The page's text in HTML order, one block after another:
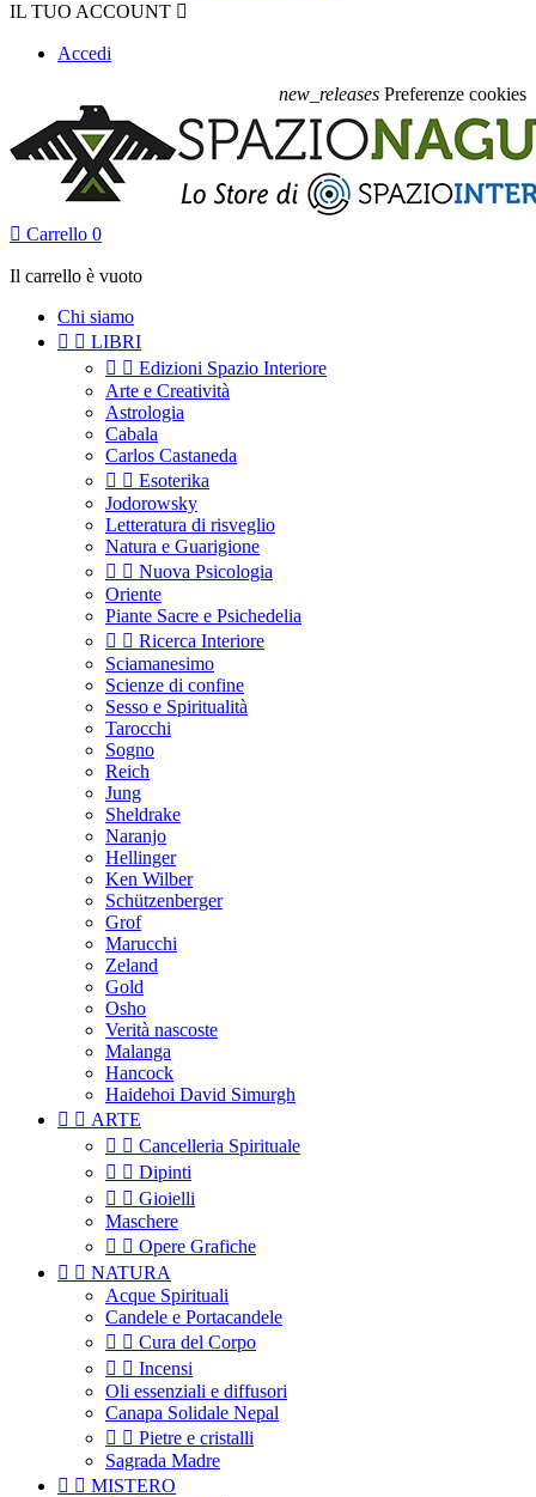
IL TUO ACCOUNT 
Accedi
new_releases Preferenze cookies
 Carrello 0
Il carrello è vuoto
Chi siamo
  LIBRI
  Edizioni Spazio Interiore
Arte e Creatività
Astrologia
Cabala
Carlos Castaneda
  Esoterika
Jodorowsky
Letteratura di risveglio
Natura e Guarigione
  Nuova Psicologia
Oriente
Piante Sacre e Psichedelia
  Ricerca Interiore
Sciamanesimo
Scienze di confine
Sesso e Spiritualità
Tarocchi
Sogno
Reich
Jung
Sheldrake
Naranjo
Hellinger
Ken Wilber
Schützenberger
Grof
Marucchi
Zeland
Gold
Osho
Verità nascoste
Malanga
Hancock
Haidehoi David Simurgh
  ARTE
  Cancelleria Spirituale
  Dipinti
  Gioielli
Maschere
  Opere Grafiche
  NATURA
Acque Spirituali
Candele e Portacandele
  Cura del Corpo
  Incensi
Oli essenziali e diffusori
Canapa Solidale Nepal
  Pietre e cristalli
Sagrada Madre
  MISTERO